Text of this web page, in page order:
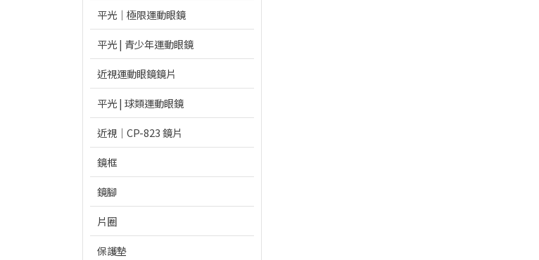
平光｜極限運動眼鏡
平光 | 青少年運動眼鏡
近視運動眼鏡鏡片
平光 | 球類運動眼鏡
近視｜CP-823 鏡片
鏡框
鏡腳
片圈
保護墊